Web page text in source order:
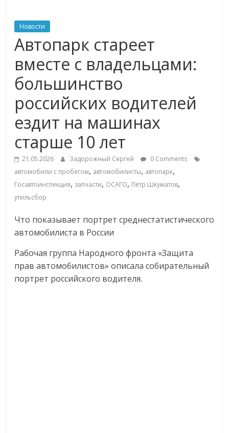
ритейле,
логистике,
технологиях,
соцсетях
Портал
об
онлайн-
торговле,
для
Commerce,
технологиях,
соцсетях.
Нам
Новости
Автопарк стареет
вместе с владельцами:
большинство
российских водителей
ездит на машинах
старше 10 лет
21.05.2026 Задорожный Сергей
0 Comments
автомобили с пробегом, автомобилисты, автопарк,
Госавтоинспекция, запчасти, ОСАГО, Пётр Шкуматов,
утильсбор
Что показывает портрет среднестатистического
автомобилиста в России
Рабочая группа Народного фронта «Защита
прав автомобилистов» описала собирательный
портрет российского водителя.